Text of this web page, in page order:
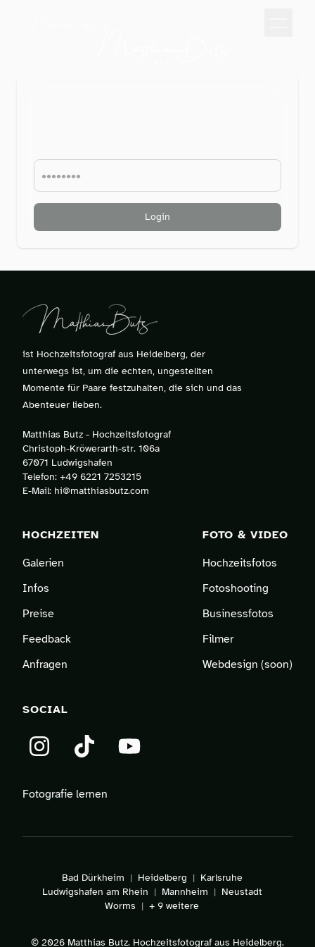
Folge dem Fotografen auf Instagram
Folge dem Fotografen auf TikTok
Login
ist Hochzeitsfotograf aus Heidelberg, der
unterwegs ist, um die echten, ungestellten
Momente für Paare festzuhalten, die sich und das
Abenteuer lieben.
Matthias Butz - Hochzeitsfotograf
Christoph-Kröwerarth-str. 106a
67071 Ludwigshafen
Telefon: +49 6221 7253215
E-Mail: hi@matthiasbutz.com
HOCHZEITEN
Galerien
Infos
Preise
Feedback
Anfragen
FOTO & VIDEO
Hochzeitsfotos
Fotoshooting
Businessfotos
Filmer
Webdesign (soon)
SOCIAL
InstagramTikTok YouTube
Fotografie lernen
Bad Dürkheim Heidelberg
Karlsruhe
Ludwigshafen am Rhein
Mannheim
Neustadt
Worms
+ 9 weitere
© 2026 Matthias Butz. Hochzeitsfotograf aus Heidelberg.